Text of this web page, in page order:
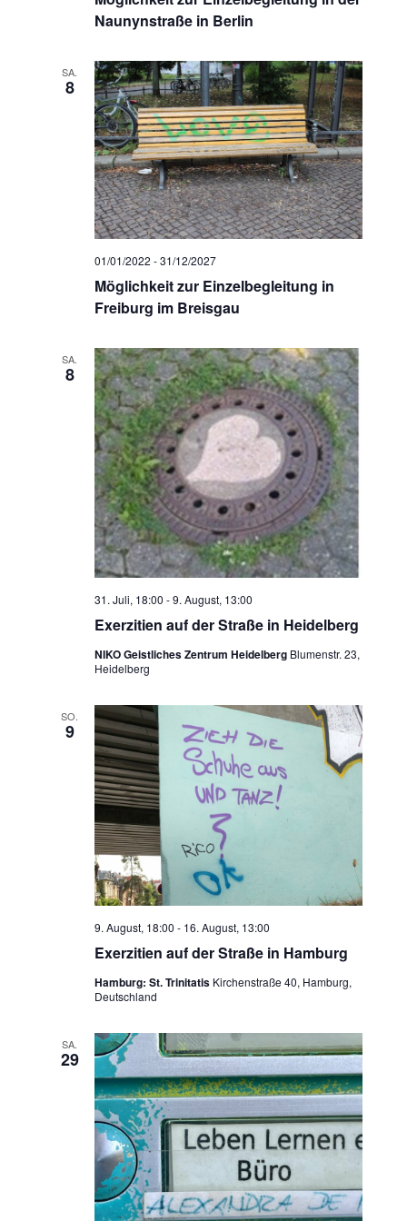
v
g
a
t
i
o
n
Naunynstraße in Berlin
SA.
8
Möglichkeit zur Einzelbegleitung in
Freiburg im Breisgau
01/01/2022 -31/12/2027
SA.
8
Exerzitien auf der Straße in Heidelberg
31. Juli, 18:00 -9. August, 13:00
NIKO Geistliches Zentrum Heidelberg Blumenstr. 23,
Heidelberg
SO.
9
Exerzitien auf der Straße in Hamburg
9. August, 18:00 - 16. August, 13:00
Hamburg: St. Trinitatis Kirchenstraße 40, Hamburg,
Deutschland
SA.
29